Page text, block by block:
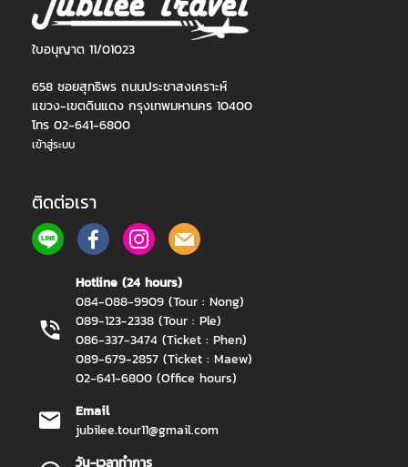
ใบอนุญาต 11/01023
658 ซอยสุทธิพร ถนนประชาสงเคราะห์
แขวง-เขตดินแดง กรุงเทพมหานคร 10400
โทร 02-641-6800
เข้าสู่ระบบ
ติดต่อเรา
Hotline (24 hours)
084-088-9909 (Tour : Nong)
089-123-2338 (Tour : Ple)
086-337-3474 (Ticket : Phen)
089-679-2857 (Ticket : Maew)
02-641-6800 (Office hours)
Email
jubilee.tour11@gmail.com
วัน-เวลาทำการ